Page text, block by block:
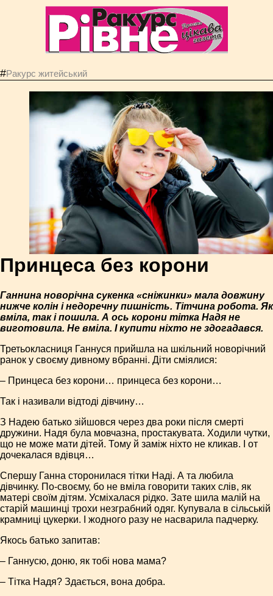
#Ракурс житейський
Принцеса без корони
Ганнина новорічна сукенка «сніжинки» мала довжину
нижче колін і недоречну пишність. Тітчина робота. Як
вміла, так і пошила. А ось корони тітка Надя не
виготовила. Не вміла. І купити ніхто не здогадався.
Третьокласниця Ганнуся прийшла на шкільний новорічний
ранок у своєму дивному вбранні. Діти сміялися:
– Принцеса без корони… принцеса без корони…
Так і називали відтоді дівчину…
З Надею батько зійшовся через два роки після смерті
дружини. Надя була мовчазна, простакувата. Ходили чутки,
що не може мати дітей. Тому й заміж ніхто не кликав. І от
дочекалася вдівця…
Спершу Ганна сторонилася тітки Наді. А та любила
дівчинку. По-своєму, бо не вміла говорити таких слів, як
матері своїм дітям. Усміхалася рідко. Зате шила малій на
старій машинці трохи незграбний одяг. Купувала в сільській
крамниці цукерки. І жодного разу не насварила падчерку.
Якось батько запитав:
– Ганнусю, доню, як тобі нова мама?
– Тітка Надя? Здається, вона добра.